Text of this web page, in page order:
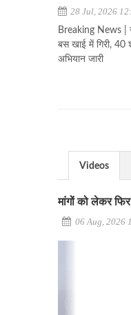
28 Jul, 2026
Breaking News |
बस खाई में गिरी, 40
अभियान जारी
Videos
मांगों को लेकर
06 Aug, 2026